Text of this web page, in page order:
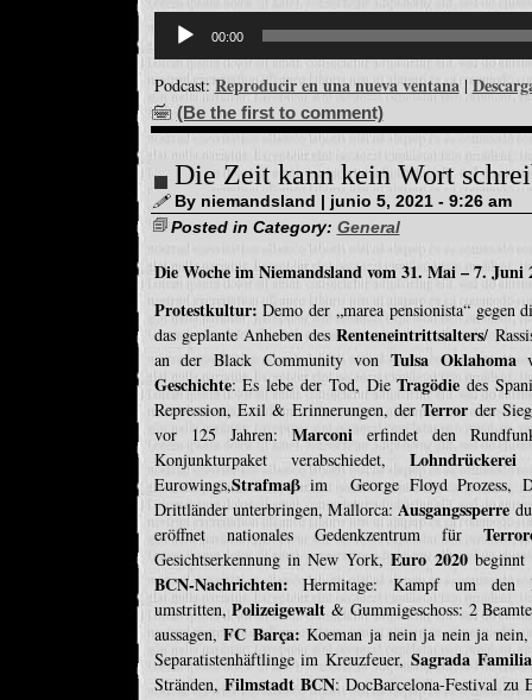
audio
00:00
Podcast: Reproducir en una nueva ventana|
(Be the first to comment)
Die Zeit kann kein Wort
By niemandsland | junio 5, 2021 - 9:26 am
Posted in Category: General
Die Woche im Niemandsland vom 31. Mai – 7. Juni
Protestkultur:Demo der „marea pensionista“ gegen
das geplante Anheben desRenteneintrittsalters/
an der Black Community von Tulsa Oklahoma
Geschichte: Es lebe der Tod, DieTragödie des
Repression, Exil & Erinnerungen, derTerror der
vor 125 Jahren: Marconierfindet den
Konjunkturpaket verabschiedet, Lohndrückerei
Eurowings,Strafmaβim George Floyd Prozess,
Drittländer unterbringen, Mallorca:Ausgangssperre
eröffnet nationales Gedenkzentrum für
Gesichtserkennung in New York,Euro 2020beginnt
BCN-Nachrichten: Hermitage: Kampf um den
umstritten, Polizeigewalt& Gummigeschoss: 2
aussagen,FC Barça:Koeman ja nein ja nein ja
Separatistenhäftlinge im Kreuzfeuer,Sagrada Familia
Stränden, Filmstadt BCN: DocBarcelona-Festival zu